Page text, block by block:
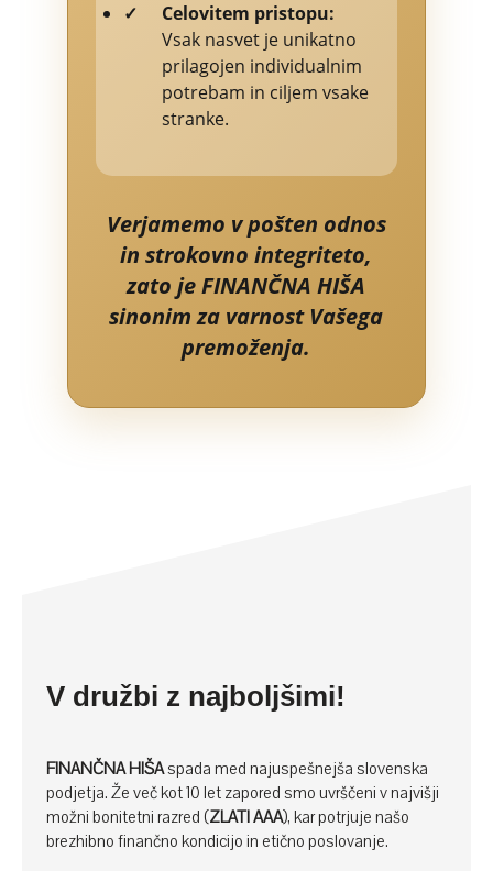
✓
Celovitem pristopu:
Vsak nasvet je unikatno
prilagojen individualnim
potrebam in ciljem vsake
stranke.
Verjamemo v pošten odnos
in strokovno integriteto,
zato je FINANČNA HIŠA
sinonim za varnost Vašega
premoženja.
V družbi z najboljšimi!
FINANČNA HIŠAspada med najuspešnejša slovenska
podjetja. Že več kot 10 let zapored smo uvrščeni v najvišji
možni bonitetni razred (ZLATI AAA), kar potrjuje našo
brezhibno finančno kondicijo in etično poslovanje.